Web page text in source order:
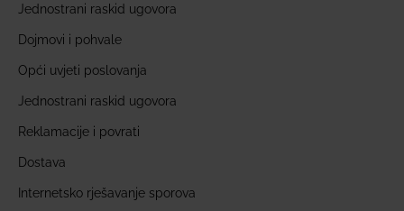
Jednostrani raskid ugovora
Dojmovi i pohvale
Opći uvjeti poslovanja
Jednostrani raskid ugovora
Reklamacije i povrati
Dostava
Internetsko rješavanje sporova